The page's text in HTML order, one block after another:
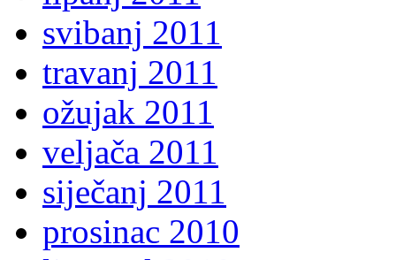
svibanj 2011
travanj 2011
ožujak 2011
veljača 2011
siječanj 2011
prosinac 2010